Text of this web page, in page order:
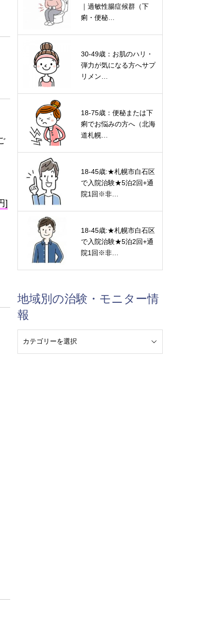
]
｜過敏性腸症候群（下
痢・便秘…
30-49歳：お肌のハリ・
弾力が気になる方へサプ
リメン…
18-75歳：便秘または下
痢でお悩みの方へ（北海
道札幌…
18-45歳:★札幌市白石区
で入院治験★5泊2回+通
院1回※非…
18-45歳:★札幌市白石区
で入院治験★5泊2回+通
院1回※非…
地域別の治験・モニター情
報